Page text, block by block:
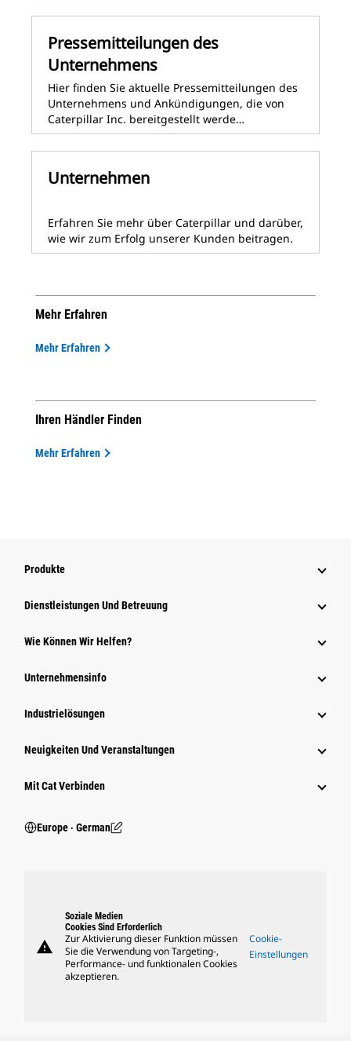
Pressemitteilungen des
Unternehmens
Hier finden Sie aktuelle Pressemitteilungen des
Unternehmens und Ankündigungen, die von
Caterpillar Inc. bereitgestellt werde…
Unternehmen
Erfahren Sie mehr über Caterpillar und darüber,
wie wir zum Erfolg unserer Kunden beitragen.
Mehr Erfahren
Mehr Erfahren
Ihren Händler Finden
Mehr Erfahren
Produkte
Dienstleistungen Und Betreuung
Wie Können Wir Helfen?
Unternehmensinfo
Industrielösungen
Neuigkeiten Und Veranstaltungen
Mit Cat Verbinden
Europe ‧ German
warning
Soziale Medien
Cookies Sind Erforderlich
Zur Aktivierung dieser Funktion müssen
Sie die Verwendung von Targeting-,
Performance- und funktionalen Cookies
akzeptieren.
Cookie-
Einstellungen